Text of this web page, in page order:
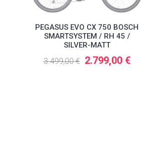
PEGASUS EVO CX 750 BOSCH
SMARTSYSTEM / RH 45 /
SILVER-MATT
3.499,00 € 2.799,00 €